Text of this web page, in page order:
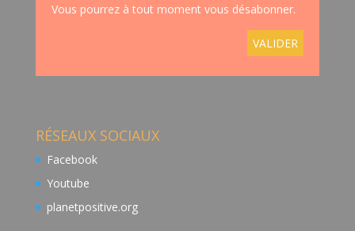
Vous pourrez à tout moment vous désabonner.
RÉSEAUX SOCIAUX
Facebook
Youtube
planetpositive.org